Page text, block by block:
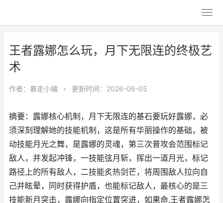
王者露娜怎么玩，月下无限连的终极艺
术
作者： 暴走小编 • 更新时间：2026-06-05
摘要：露娜核心机制，月下无限连的基石要玩好露娜，必
须深刻理解她的技能机制，这是所有华丽操作的基础，被
动技能月光之舞，是露娜的灵魂，第三次普攻会范围标记
敌人，并发起冲锋，一技能弦月斩，挥出一道月光，标记
路径上的所有敌人，二技能炙热剑芒，将周围敌人拉向自
己并眩晕，同时获得护盾，也能标记敌人，最核心的是三
技能新月突击，露娜向指定位置突进，如果命,王者露娜怎